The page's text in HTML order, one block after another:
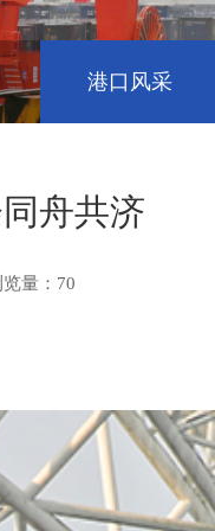
港口风采
舟共济
量： 70